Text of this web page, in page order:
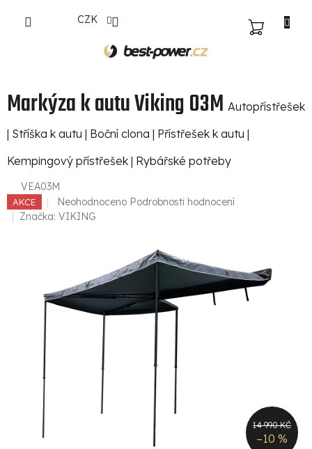
CZK
NÁKUPNÍ
Markýza k autu Viking 03M Autopřístřešek
| Stříška k autu | Boční clona | Přístřešek k autu |
Kempingový přístřešek | Rybářské potřeby
VEA03M
AKCE
Průměrné
hodnocení
5
hvězdiček.
Neohodnoceno Podrobnosti hodnocení
Značka: VIKING
14 990 KČ
–10 %